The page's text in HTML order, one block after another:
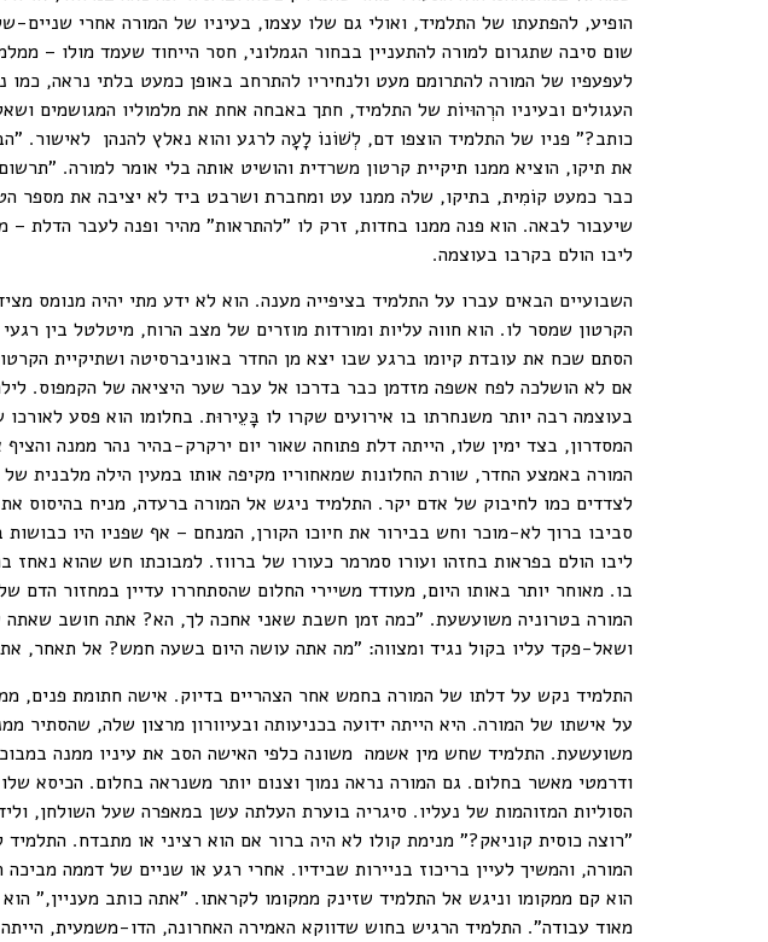
הופיע, להפתעתו של התלמיד, ואולי גם שלו עצמו, בעיניו של המורה אחרי
שום סיבה שתגרום למורה להתעניין בבחור הגמלוני, חסר הייחוד שעמד מולו
לעפעפיו של המורה להתרומם מעט ולנחיריו להתרחב באופן כמעט בלתי נראה,
העגולים ובעיניו הרְהוּיוֹת של התלמיד, חתך באבחה אחת את מלמוליו המגושמים
כותב?" פניו של התלמיד הוצפו דם, לְשׁוֹנוֹ לָעָה לרגע והוא נאלץ להנהן לאישור.
את תיקו, הוציא ממנו תיקיית קרטון משרדית והושיט אותה בלי אומר למורה.
כבר כמעט קוֹמִית, בתיקו, שלה ממנו עט ומחברת ושרבט ביד לא יציבה את מספר
שיעבור לבאה. הוא פנה ממנו בחדות, זרק לו "להתראות" מהיר ופנה לעבר הדלת
ליבו הולם בקרבו בעוצמה.
השבועיים הבאים עברו על התלמיד בציפייה מענה. הוא לא ידע מתי יהיה מנומס
הקרטון שמסר לו. הוא חווה עליות ומורדות מוזרים של מצב הרוח, מיטלטל בין
הסתם שכח את עובדת קיומו ברגע שבו יצא מן החדר באוניברסיטה ושתיקיית
אם לא הושלכה לפח אשפה מזדמן כבר בדרכו אל עבר שער היציאה של הקמפוס.
בעוצמה רבה יותר משנחרתו בו אירועים שקרו לו בָּעֵירוּת. בחלומו הוא פסע
המסדרון, בצד ימין שלו, הייתה דלת פתוחה שאור יום ירקרק-בהיר נהר ממנה
המורה באמצע החדר, שורת החלונות שמאחוריו מקיפה אותו במעין הילה מלבנית
לצדדים כמו לחיבוק של אדם יקר. התלמיד ניגש אל המורה ברעדה, מניח בהיסוס
סביבו ברוך לא-מוכר וחש בבירור את חיוכו הקורן, המנחם – אף שפניו היו
ליבו הולם בפראות בחזהו ועורו סמרמר כעורו של ברווז. למבוכתו חש שהוא
בו. מאוחר יותר באותו היום, מעודד משיירי החלום שהסתחררו עדיין במחזור הדם
המורה בטרוניה משועשעת. "כמה זמן חשבת שאני אחכה לך, הא? אתה חושב שאתה
ושאל-פקד עליו בקול נגיד ומצווה: "מה אתה עושה היום בשעה חמש? אל תאחר,
התלמיד נקש על דלתו של המורה בחמש אחר הצהריים בדיוק. אישה חתומת פנים,
על אישתו של המורה. היא הייתה ידועה בכניעותה ובעיוורון מרצון שלה, שהסתיר
משועשעת. התלמיד שחש מין אשמה משונה כלפי האישה הסב את עיניו ממנה
ודרמטי מאשר בחלום. גם המורה נראה נמוך וצנום יותר משנראה בחלום. הכיסא
הסוליות המזוהמות של נעליו. סיגריה בוערת העלתה עשן במאפרה שעל השולחן,
"רוצה כוסית קוניאק?" מנימת קולו לא היה ברור אם הוא רציני או מתבדח.
המורה, והמשיך לעיין בריכוז בניירות שבידיו. אחרי רגע או שניים של דממה
הוא קם ממקומו וניגש אל התלמיד שזינק ממקומו לקראתו. "אתה כותב מעניין,"
מאוד עבודה". התלמיד הרגיש בחוש שדווקא האמירה האחרונה, הדו-משמעית,